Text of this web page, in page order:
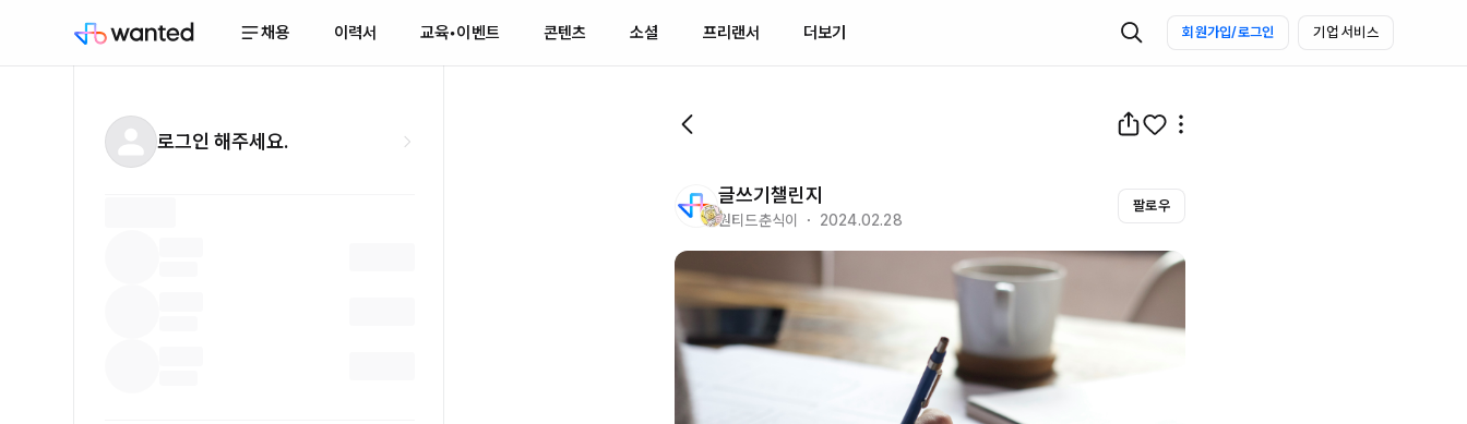
채용 이력서 교육•이벤트 콘텐츠 소셜 프리랜서 더보기 회원가입/로그인 기업 서비스
로그인 해주세요.
글쓰기챌린지
원티드춘식이 ・ 2024.02.28
팔로우